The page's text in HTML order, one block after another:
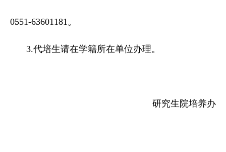
0551-63601181。
3.代培生请在学籍所在单位办理。
研究生院培养办